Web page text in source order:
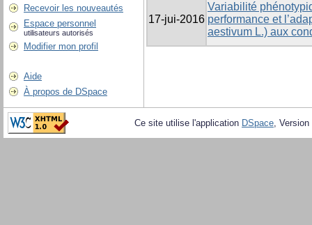
Recevoir les nouveautés
Espace personnel
utilisateurs autorisés
Modifier mon profil
Aide
À propos de DSpace
17-jui-2016
Variabilité
performance et
aestivum L.) aux
Ce site utilise l'application DSpace,